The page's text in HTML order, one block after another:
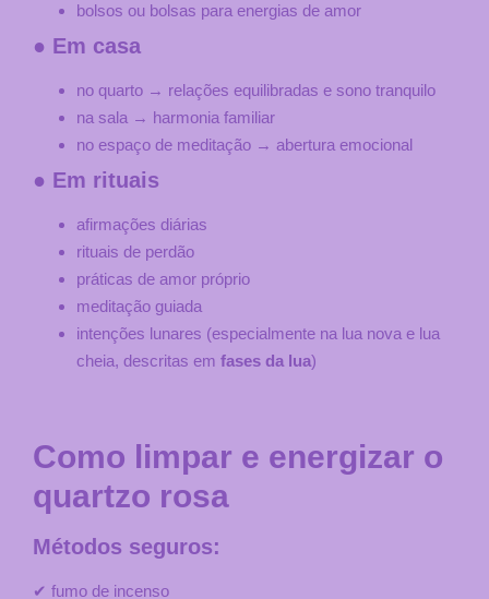
bolsos ou bolsas para energias de amor
● Em casa
no quarto → relações equilibradas e sono tranquilo
na sala → harmonia familiar
no espaço de meditação → abertura emocional
● Em rituais
afirmações diárias
rituais de perdão
práticas de amor próprio
meditação guiada
intenções lunares (especialmente na lua nova e lua
cheia, descritas em fases da lua)
Como limpar e energizar o
quartzo rosa
Métodos seguros:
✔ fumo de incenso